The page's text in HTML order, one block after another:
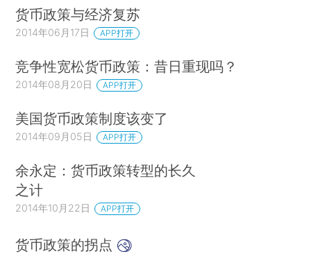
货币政策与经济复苏
2014年06月17日 APP打开
竞争性宽松货币政策：昔日重现吗？
2014年08月20日 APP打开
美国货币政策制度该变了
2014年09月05日 APP打开
余永定：货币政策转型的长久
之计
2014年10月22日 APP打开
货币政策的拐点